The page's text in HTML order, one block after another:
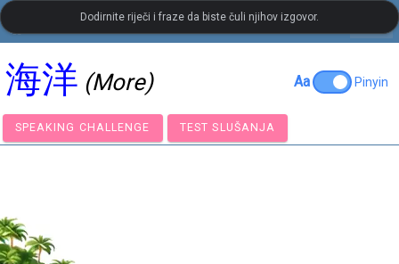
LanguageGuide.org•Kineski vizualni rječnik
海洋 (More) Aa Pinyin
SPEAKING CHALLENGE TEST SLUŠANJA
Dodirnite riječi i fraze da biste čuli njihov izgovor.